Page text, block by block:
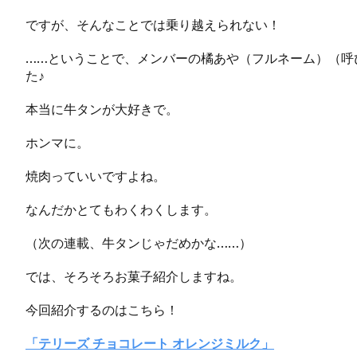
ですが、そんなことでは乗り越えられない！
……ということで、メンバーの橘あや（フルネーム）（
た♪
本当に牛タンが大好きで。
ホンマに。
焼肉っていいですよね。
なんだかとてもわくわくします。
（次の連載、牛タンじゃだめかな……）
では、そろそろお菓子紹介しますね。
今回紹介するのはこちら！
「テリーズ チョコレート オレンジミルク」